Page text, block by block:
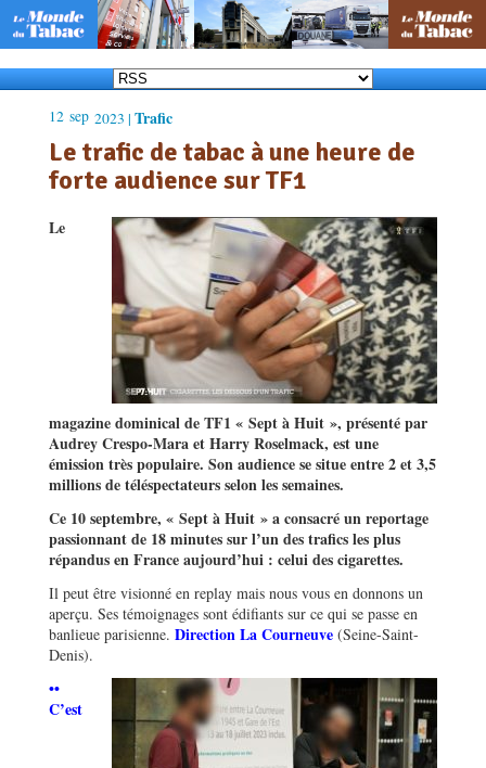
12 sep 2023 | Trafic
Le trafic de tabac à une heure de
forte audience sur TF1
Le
magazine dominical de TF1 « Sept àHuit », présenté par
Audrey Crespo-Mara et Harry Roselmack, est une
émission très populaire. Son audience se situe entre 2 et 3,5
millions de téléspectateurs selon les semaines.
Ce 10 septembre, « Sept à Huit »a consacré un reportage
passionnant de 18 minutes sur l’un des trafics les plus
répandus en France aujourd’hui : celui des cigarettes.
Il peut être visionné en replay mais nous vous en donnons un
aperçu. Ses témoignages sont édifiants sur ce qui se passe en
banlieue parisienne. Direction La Courneuve (Seine-Saint-
Denis).
••
C’est